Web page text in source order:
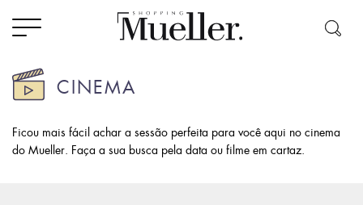
CINEMA
Ficou mais fácil achar a sessão perfeita para você aqui no cinema
do Mueller. Faça a sua busca pela data ou filme em cartaz.